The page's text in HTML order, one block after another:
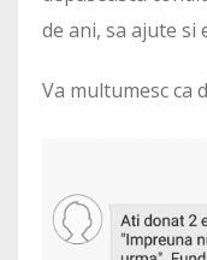
de ani, sa ajute si
Va multumesc ca